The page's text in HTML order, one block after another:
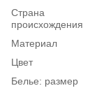
Страна
происхождения
Материал
Цвет
Белье: размер